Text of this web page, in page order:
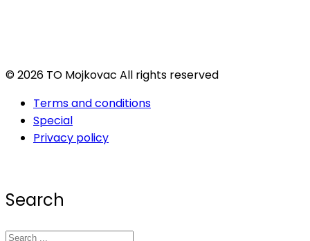
© 2026 TO Mojkovac All rights reserved
Terms and conditions
Special
Privacy policy
Search